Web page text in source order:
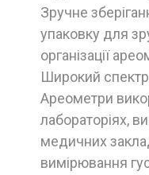
Зручне
упаковку для
організації
Широкий
Ареометри
лабораторіях,
медичних
вимірювання